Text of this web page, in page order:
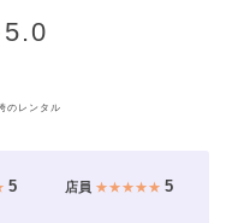
5.0
のレンタル
5 店員 ★★★★★5